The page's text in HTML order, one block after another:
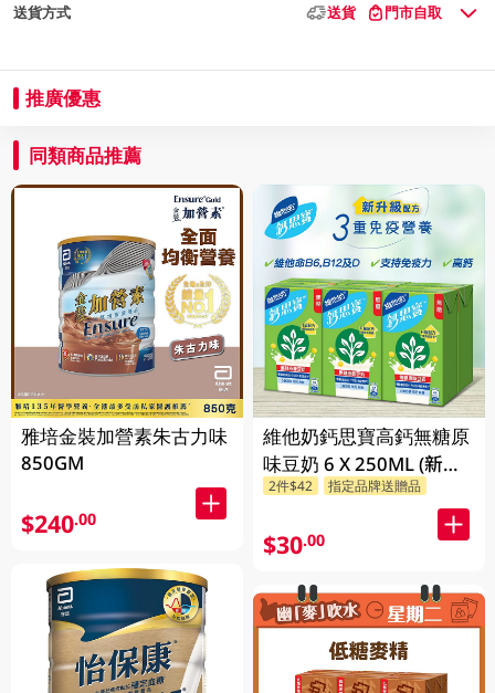
送貨方式 送貨 門市自取
推廣優惠
同類商品推薦
雅培金裝加營素朱古力味
850GM
$240.00
維他奶鈣思寶高鈣無糖原
味豆奶 6 X 250ML (新舊
包裝隨機發貨)
2件$42 指定品牌送贈品
$30.00